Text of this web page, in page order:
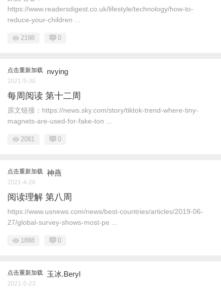
https://www.readersdigest.co.uk/lifestyle/technology/how-to-
reduce-your-children ...
2198 0
点击重新加载 nvying
2021-5-30
每周阅读 第十二周
原文链接：https://news.sky.com/story/tiktok-trend-where-tiny-
magnets-are-used-for-fake-ton ...
2081 0
点击重新加载 神燕
2021-4-26
阅读理解 第八周
https://www.usnews.com/news/best-countries/articles/2019-06-
27/global-survey-shows-most-pe ...
1888 0
点击重新加载 玉冰.Beryl
2021-5-23